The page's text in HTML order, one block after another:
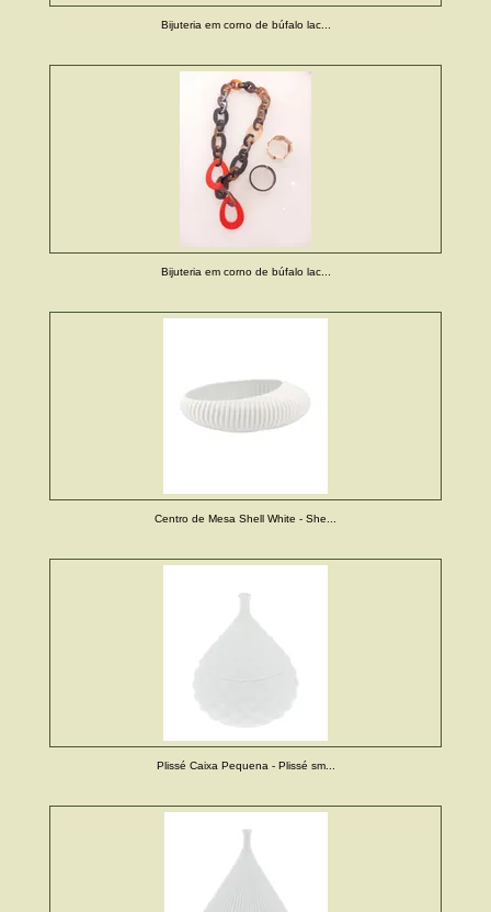
Bijuteria em corno de búfalo lac...
Bijuteria em corno de búfalo lac...
Centro de Mesa Shell White - She...
Plissé Caixa Pequena - Plissé sm...